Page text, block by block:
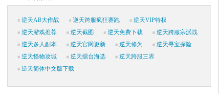
逆天AB大作战 逆天跨服疯狂赛跑
逆天VIP特权
逆天游戏推荐
逆天截图 逆天免费下载
逆天跨服宗派战
逆天多人副本
逆天官网更新 逆天修为
逆天寻宝探险
逆天怪物攻城
逆天擂台海选
逆天跨服三界
逆天简体中文版下载